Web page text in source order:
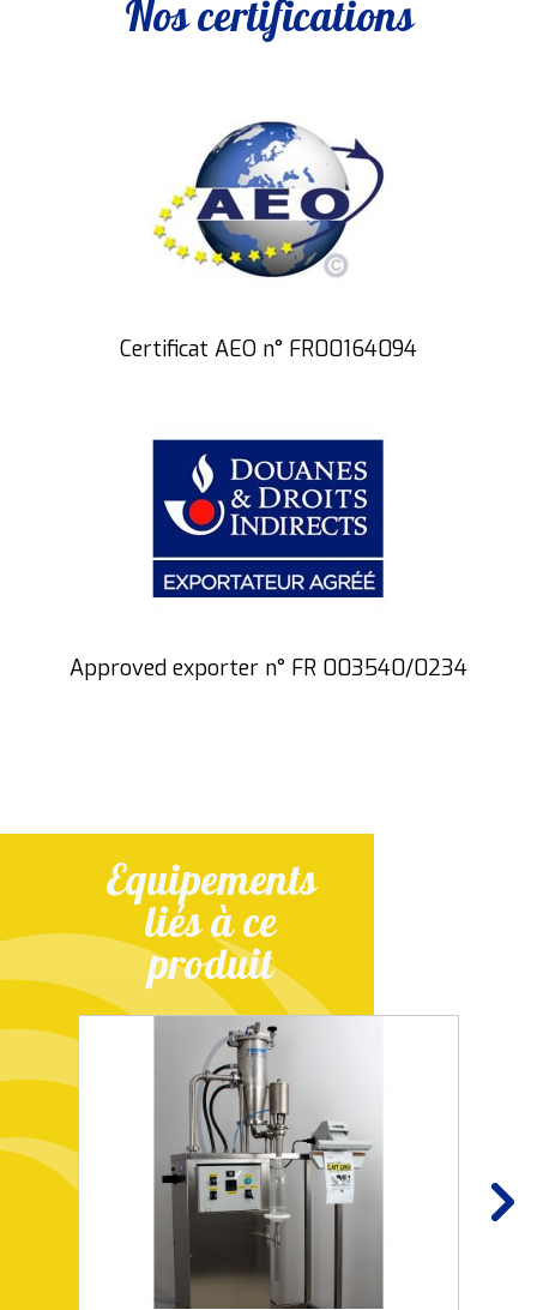
Equipements
liés à ce
produit
Nos certifications
Certificat AEO n° FR00164094
Approved exporter n° FR 003540/0234